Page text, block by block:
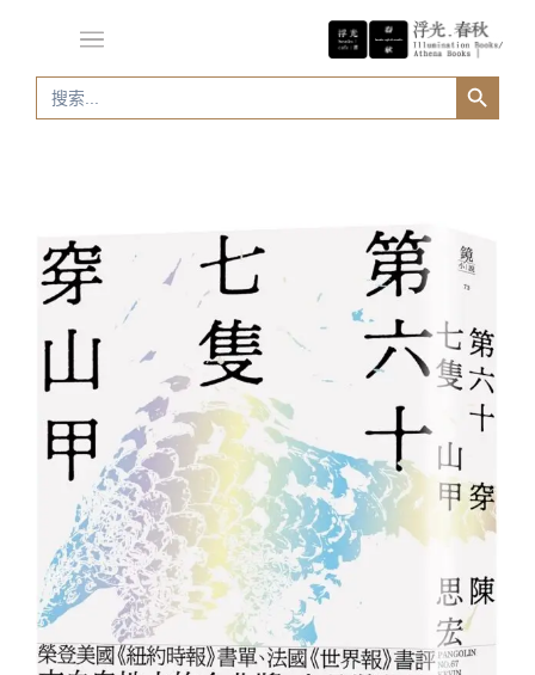
Search
for:
Search Button